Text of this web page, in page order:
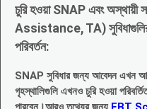
চুরি হওয়া SNAP এবং
Assistance, TA) সুবিধাগুলির
পরিবর্তন:
SNAP সুবিধার জন্য আবেদন এখন
গৃহস্থালিগুলি এখনও চুরি হওয়া